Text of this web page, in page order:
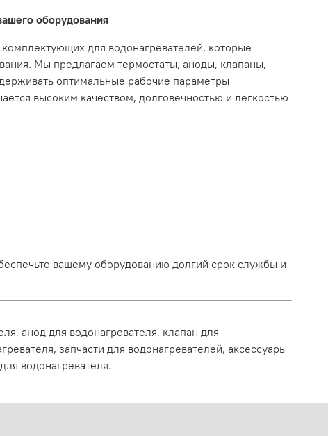
оборудования
для водонагревателей, которые
Мы предлагаем термостаты, аноды, клапаны,
оптимальные рабочие параметры
высоким качеством, долговечностью и легкостью
вашему оборудованию долгий срок службы и
анод для водонагревателя, клапан для
запчасти для водонагревателей, аксессуары
водонагревателя.